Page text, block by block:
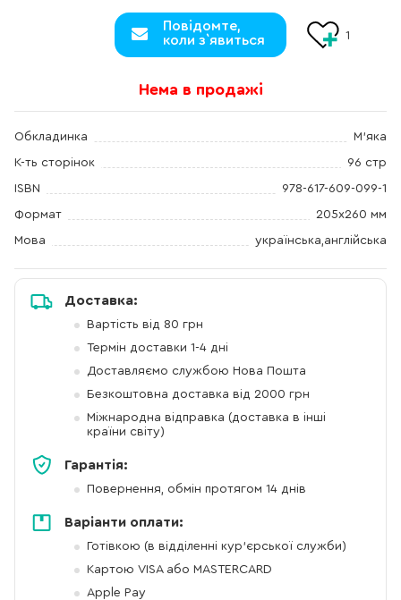
Повідомте,
коли з`явиться
1
Нема в продажі
Обкладинка М'яка
К-ть сторінок 96 стр
ISBN 978-617-609-099-1
Формат 205х260 мм
Мова українська,англійська
Доставка:
Вартість від 80 грн
Термін доставки 1-4 дні
Доставляємо службою Нова Пошта
Безкоштовна доставка від 2000 грн
Міжнародна відправка (доставка в інші
країни світу)
Гарантія:
Повернення, обмін протягом 14 днів
Варіанти оплати:
Готівкою (в відділенні кур'єрської служби)
Картою VISA або MASTERCARD
Apple Pay